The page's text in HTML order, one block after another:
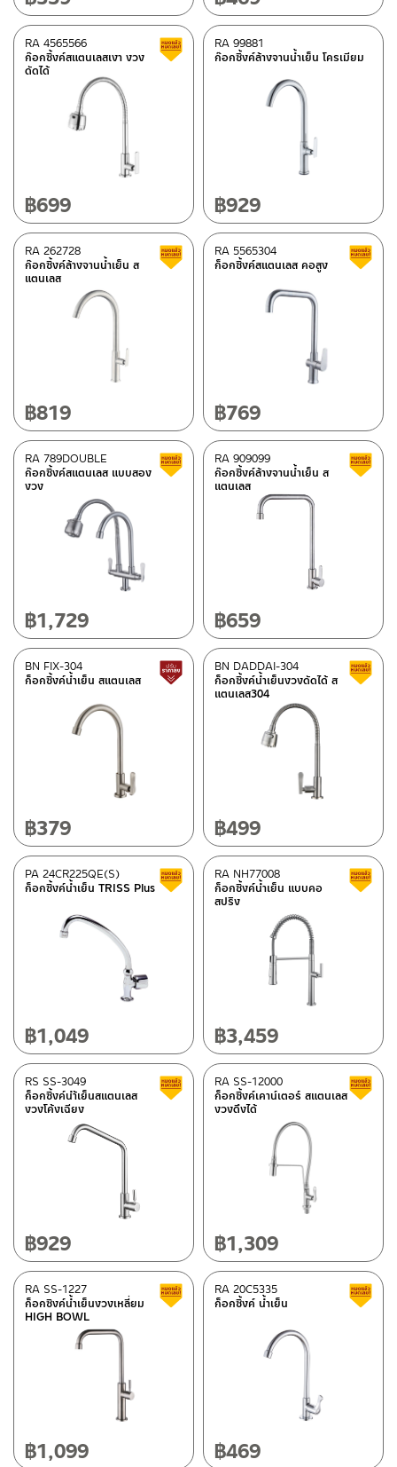
ก๊อกซิ้งค์สแตนเลสเงา งวง
ดัดได้
RA 4565566 สินค้าลดราคา เคลียร์สต็อก
฿699
ก๊อกซิ้งค์ล้างจานน้ำเย็น โครเมียม
RA 99881
฿929
ก๊อกซิ้งค์ล้างจานน้ำเย็น ส
แตนเลส
RA 262728 สินค้าลดราคา เคลียร์สต็อก
฿819
ก็อกซิ้งค์สแตนเลส คอสูง
RA 5565304
฿769
ก๊อกซิ้งค์สแตนเลส แบบสอง
งวง
RA 789DOUBLE สินค้าลดราคา เคลียร์สต็อก
฿1,729
ก๊อกซิ้งค์ล้างจานน้ำเย็น ส
แตนเลส
RA 909099
฿659
ก็อกซิ้งค์น้ำเย็น สแตนเลส
BN FIX-304 สินค้าปรับราคาลดลง
฿379
ก็อกซิ้งค์น้ำเย็นงวงดัดได้ ส
แตนเลส304
BN DADDAI-304
฿499
ก็อกซิ้งค์น้ำเย็น TRISS Plus
PA 24CR225QE(S) สินค้าลดราคา เคลียร์สต็อก
฿1,049
ก็อกซิ้งค์น้ำเย็น แบบคอ
สปริง
RA NH77008
฿3,459
ก็อกซิ้งค์นำ้เย็นสแตนเลส
งวงโค้งเฉียง
RS SS-3049 สินค้าลดราคา เคลียร์สต็อก
฿929
ก็อกซิ้งค์เคาน์เตอร์ สแตนเลส
งวงดึงได้
RA SS-12000
฿1,309
ก็อกซิงค์น้ำเย็นงวงเหลี่ยม
HIGH BOWL
RA SS-1227 สินค้าลดราคา เคลียร์สต็อก
฿1,099
ก็อกซิ้งค์ น้ำเย็น
RA 20C5335
฿469